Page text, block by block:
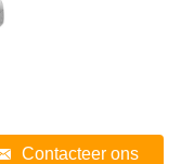
Contacteer ons